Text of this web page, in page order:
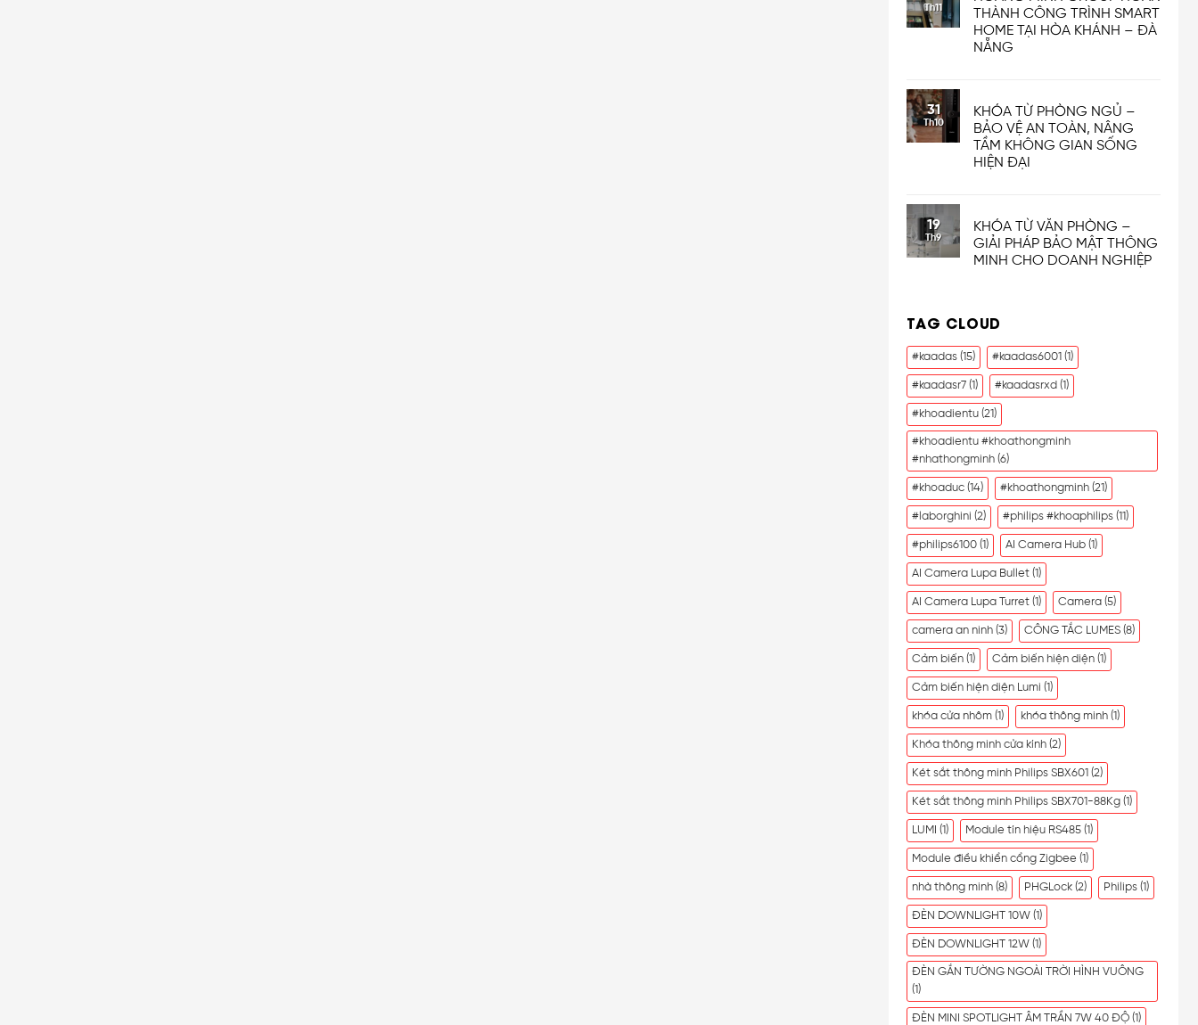
Th11
THÀNH CÔNG TRÌNH SMART
HOME TẠI HÒA KHÁNH – ĐÀ
NẴNG
31
Th10
KHÓA TỪ PHÒNG NGỦ –
BẢO VỆ AN TOÀN, NÂNG
TẦM KHÔNG GIAN SỐNG
HIỆN ĐẠI
19
Th9
KHÓA TỪ VĂN PHÒNG –
GIẢI PHÁP BẢO MẬT THÔNG
MINH CHO DOANH NGHIỆP
TAG CLOUD
#kaadas (15) #kaadas6001 (1)
#kaadasr7 (1) #kaadasrxd (1)
#khoadientu (21)
#khoadientu #khoathongminh
#nhathongminh (6)
#khoaduc (14) #khoathongminh (21)
#laborghini (2) #philips #khoaphilips (11)
#philips6100 (1) AI Camera Hub (1)
AI Camera Lupa Bullet (1)
AI Camera Lupa Turret (1) Camera (5)
camera an ninh (3) CÔNG TẮC LUMES (8)
Cảm biến (1) Cảm biến hiện diện (1)
Cảm biến hiện diện Lumi (1)
khóa cửa nhôm (1) khóa thông minh (1)
Khóa thông minh cửa kính (2)
Két sắt thông minh Philips SBX601 (2)
Két sắt thông minh Philips SBX701-88Kg (1)
LUMI (1) Module tín hiệu RS485 (1)
Module điều khiển cổng Zigbee (1)
nhà thông minh (8) PHGLock (2) Philips (1)
ĐÈN DOWNLIGHT 10W (1)
ĐÈN DOWNLIGHT 12W (1)
ĐÈN GẮN TƯỜNG NGOÀI TRỜI HÌNH VUÔNG
(1)
ĐÈN MINI SPOTLIGHT ÂM TRẦN 7W 40 ĐỘ (1)